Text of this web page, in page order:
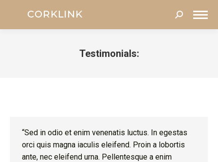
Search:
Testimonials:
“Sed in odio et enim venenatis luctus. In egestas
orci quis magna iaculis eleifend. Proin a lobortis
ante, nec eleifend urna. Pellentesque a enim